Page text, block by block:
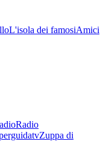
L'isola dei famosiAmici
Radio
Zuppa di